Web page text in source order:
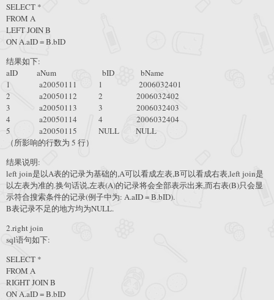
SELECT *
FROM A
LEFT JOIN B
ON A.aID = B.bID
结果如下:
aID aNum bID bName
1 a20050111 1 2006032401
2 a20050112 2 2006032402
3 a20050113 3 2006032403
4 a20050114 4 2006032404
5 a20050115 NULL NULL
（所影响的行数为 5 行）
结果说明:
left join是以A表的记录为基础的,A可以看成左表,B可以看成右表,left join是
以左表为准的.换句话说,左表(A)的记录将会全部表示出来,而右表(B)只会显
示符合搜索条件的记录(例子中为: A.aID = B.bID).
B表记录不足的地方均为NULL.
2.right join
sql语句如下:
SELECT *
FROM A
RIGHT JOIN B
ON A.aID = B.bID